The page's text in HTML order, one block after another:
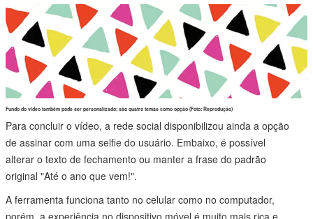
Fundo do vídeo também pode ser personalizado; são quatro temas como opção (Foto: Reprodução)
Para concluir o vídeo, a rede social disponibilizou ainda a opção
de assinar com uma selfie do usuário. Embaixo, é possível
alterar o texto de fechamento ou manter a frase do padrão
original "Até o ano que vem!".
A ferramenta funciona tanto no celular como no computador,
porém, a experiência no dispositivo móvel é muito mais rica e